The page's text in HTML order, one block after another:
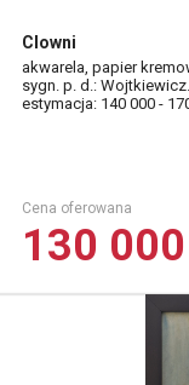
Clowni
akwarela, papier
sygn. p. d.:
estymacja: 140 000 -
Cena oferowana
130 000